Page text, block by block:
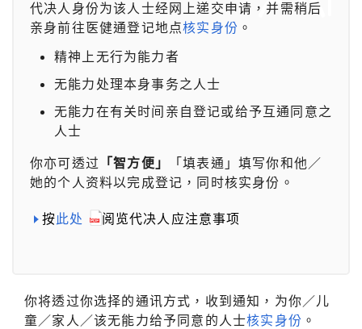
代决人身份为该人士经网上递交申请，并需稍后
亲身前往医健通登记地点核实身份 。
精神上无行为能力者
无能力处理本身事务之人士
无能力在有关时间亲自登记或给予互通同意之
人士
你亦可透过 「智方便」
「填表通」填写你和他／
她的个人资料以完成登记，同时核实身份。
按此处 阅览代决人应注意事项
你将透过你选择的通讯方式，收到通知，为你／儿
童／家人／该无能力给予同意的人士核实身份 。